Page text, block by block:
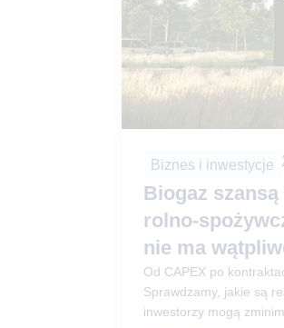
Biznes i inwestycje
Biogaz
rolno-
nie ma
Od CAPEX po
Sprawdzamy, jakie są
inwestorzy mogą